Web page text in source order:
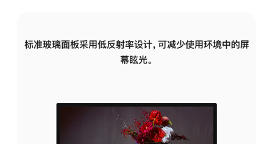
标准玻璃面板采用低反射率设计，可减少使用环境中的屏
幕眩光。